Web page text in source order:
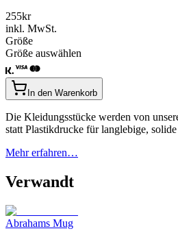
255kr
inkl. MwSt.
Größe
Größe auswählen
In den Warenkorb
Die Kleidungsstücke werden von
statt Plastikdrucke für langlebige,
Mehr erfahren…
Verwandt
Abrahams Mug